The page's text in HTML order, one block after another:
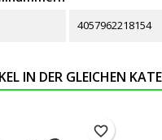
4057962218154
IN DER GLEICHEN
favorite_border